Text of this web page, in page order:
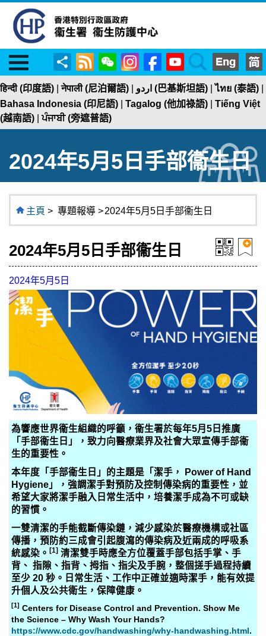
Menu
分
享
RSS WeChatInstagramFacebookYouTubeSearch
हिन्दी (印度語) |नेपाली (尼泊爾語) اردو (巴基斯坦語) |ไทย (泰語)
Bahasa Indonesia (印尼語)
Tagalog (他加祿語)
Tiếng Việt
(越南語) |ਪੰਜਾਬੀ (旁遮普語)
2024年5月5日手部衞生日
主頁 > 專題報導 >2024年5月5日手部衞生日
2024年5月5日手部衞生日
2024年5月5日
為響應世界衞生組織的呼籲，衞生署於每年5月5日推廣
「手部衞生日」，致力向醫療業界及社會大眾宣傳手部衞
生的重要性。
本年度「手部衞生日」的主題是「潔手， Power of Hand
Hygiene」，強調潔手對預防及控制傳染病的重要性，並
希望大家將潔手融入日常生活中，培養潔手成為不可或缺
的習慣。
一雙清潔的手能截斷傳染鏈，減少感染於醫療機構或社區
傳播，預防約三成會引起腹瀉的傳染病及近兩成的呼吸系
統感染。 [1] 清潔雙手時應全方位覆蓋手部包括手掌、手
背、 指隙、指背、拇指、指尖及手腕，整個搓手過程持續
至少 20 秒。日常生活、工作中正確並適時潔手，能有效提
升個人及公共衛生，保障健康。
[1] Centers for Disease Control and Prevention. Show Me
the Science – Why Wash Your Hands?
https://www.cdc.gov/handwashing/why-handwashing.html.